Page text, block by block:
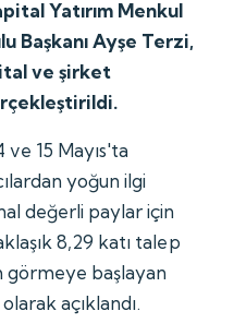
Yatırım Menkul
Başkanı Ayşe Terzi,
ve şirket
ve 15 Mayıs'ta
yoğun ilgi
değerli paylar için
8,29 katı talep
görmeye başlayan
açıklandı.